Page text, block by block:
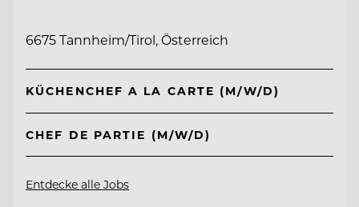
6675 Tannheim/Tirol, Österreich
KÜCHENCHEF A LA CARTE (M/W/D)
CHEF DE PARTIE (M/W/D)
Entdecke alle Jobs